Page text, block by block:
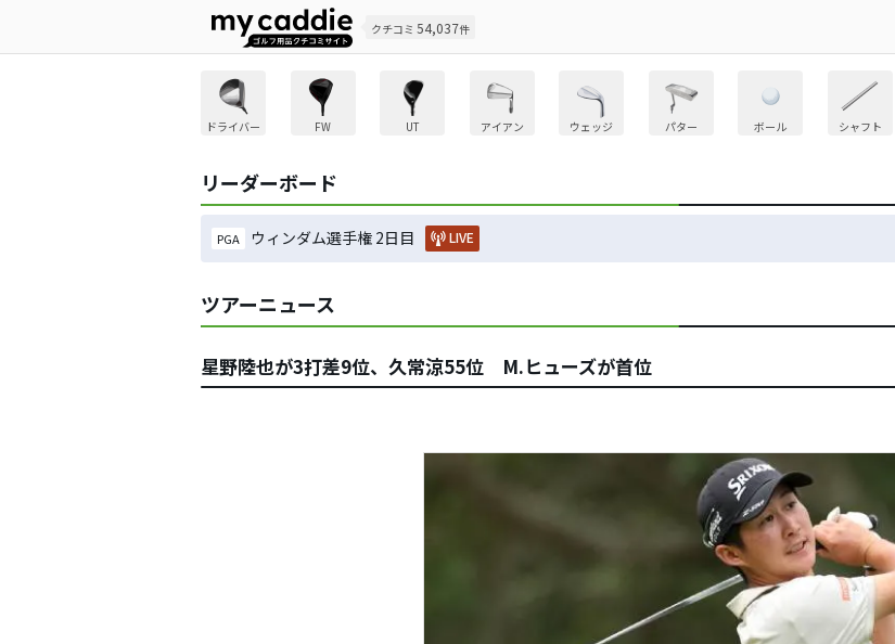
クチコミ 54,037件
ドライバー FW UT アイアン ウェッジ パター ボール シャフト
リーダーボード
PGA ウィンダム選手権 2日目 LIVE
ツアーニュース
星野陸也が3打差9位、久常涼55位 M.ヒューズが首位